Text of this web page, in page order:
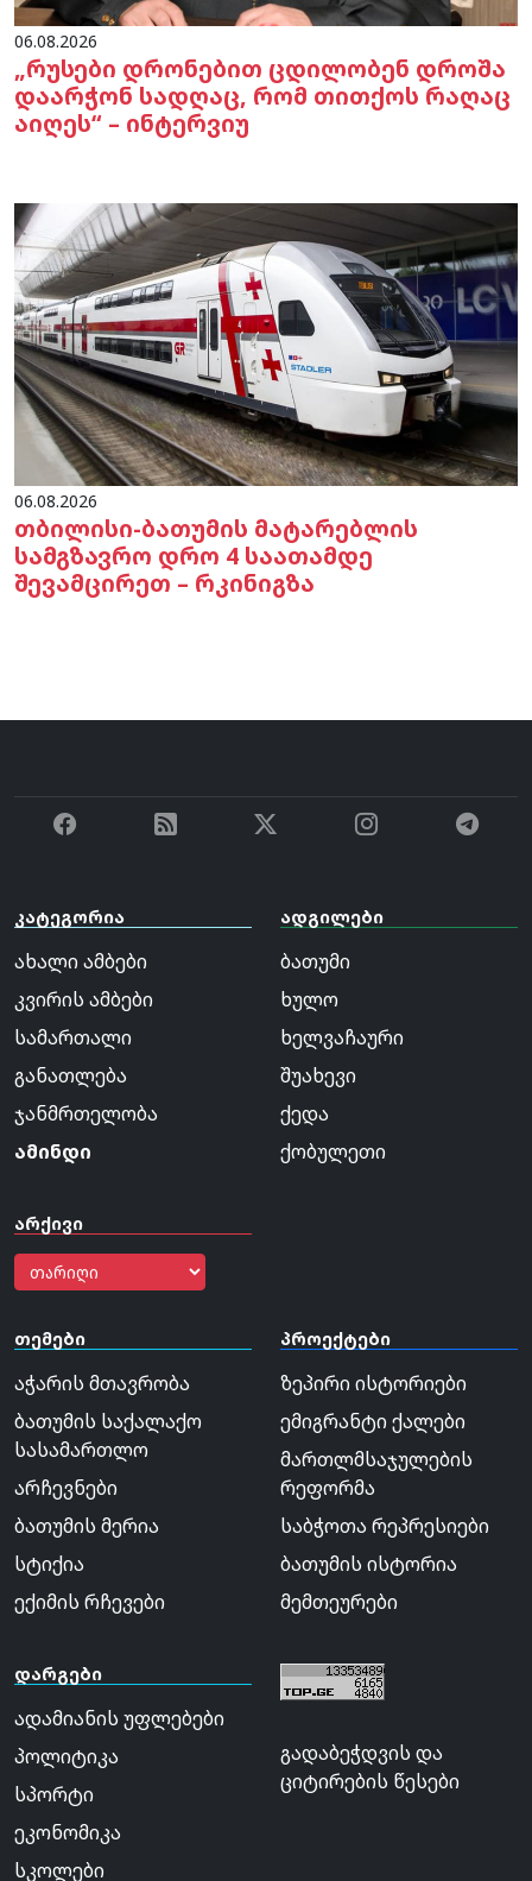
06.08.2026
„რუსები დრონებით ცდილობენ დროშა
დაარჭონ სადღაც, რომ თითქოს რაღაც
აიღეს“ – ინტერვიუ
06.08.2026
თბილისი-ბათუმის მატარებლის
სამგზავრო დრო 4 საათამდე
შევამცირეთ – რკინიგზა
კატეგორია
ახალი ამბები
კვირის ამბები
სამართალი
განათლება
ჯანმრთელობა
ამინდი
არქივი
ადგილები
ბათუმი
ხულო
ხელვაჩაური
შუახევი
ქედა
ქობულეთი
თემები
აჭარის მთავრობა
ბათუმის საქალაქო
სასამართლო
არჩევნები
ბათუმის მერია
სტიქია
ექიმის რჩევები
პროექტები
ზეპირი ისტორიები
ემიგრანტი ქალები
მართლმსაჯულების
რეფორმა
საბჭოთა რეპრესიები
ბათუმის ისტორია
მემთეურები
დარგები
ადამიანის უფლებები
პოლიტიკა
სპორტი
ეკონომიკა
სკოლები
გადაბეჭდვის და
ციტირების წესები